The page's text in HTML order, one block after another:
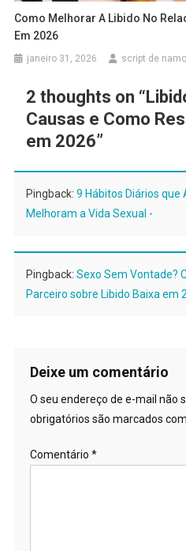
Como Melhorar A Libido No
Em 2026
janeiro 31, 2026 script de
2 thoughts on “
Causas e Como
em 2026”
Pingback: 9 Hábitos Diários que
Melhoram a Vida Sexual -
Pingback: Sexo Sem Vontade?
Parceiro sobre Libido Baixa em
Deixe um comentário
O seu endereço de e-mail não
obrigatórios são marcados com
Comentário *